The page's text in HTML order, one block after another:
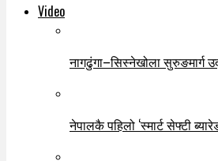
Video
नागढुंगा–सिस्नेखोला सुरुङमार्ग
नेपालकै पहिलो ‘स्मार्ट सेफ्टी